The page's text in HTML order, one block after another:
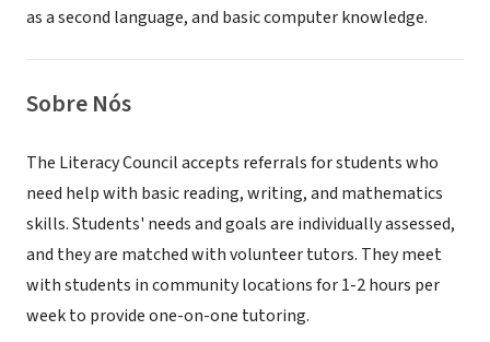
as a second language, and basic computer knowledge.
Sobre Nós
The Literacy Council accepts referrals for students who
need help with basic reading, writing, and mathematics
skills. Students' needs and goals are individually assessed,
and they are matched with volunteer tutors. They meet
with students in community locations for 1-2 hours per
week to provide one-on-one tutoring.